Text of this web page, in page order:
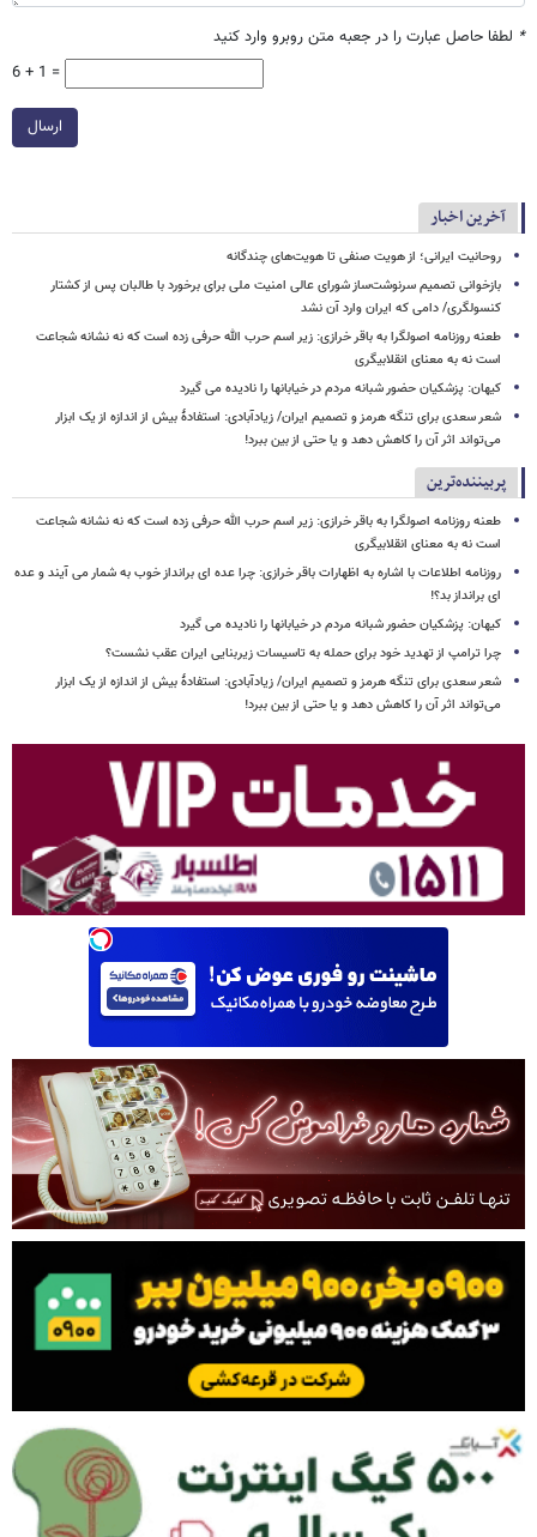
* لطفا حاصل عبارت را در جعبه متن روبرو وارد کنید
6 + 1 =
ارسال
آخرین اخبار
روحانیت ایرانی؛ از هویت صنفی تا هویت‌های چندگانه
بازخوانی تصمیم سرنوشت‌ساز شورای عالی امنیت ملی برای برخورد با طالبان پس از کشتار
کنسولگری/ دامی که ایران وارد آن نشد
طعنه روزنامه اصولگرا به باقر خرازی: زیر اسم حرب الله حرفی زده است که نه نشانه شجاعت
است نه به معنای انقلابیگری
کیهان: پزشکیان حضور شبانه مردم در خیابانها را نادیده می گیرد
شعر سعدی برای تنگه هرمز و تصمیم ایران/ زیادآبادی: استفادهٔ بیش از اندازه از یک ابزار
می‌تواند اثر آن را کاهش دهد و یا حتی از بین ببرد!
پربیننده‌ترین
طعنه روزنامه اصولگرا به باقر خرازی: زیر اسم حرب الله حرفی زده است که نه نشانه شجاعت
است نه به معنای انقلابیگری
روزنامه اطلاعات با اشاره به اظهارات باقر خرازی: چرا عده ای برانداز خوب به شمار می آیند و عده
ای برانداز بد؟!
کیهان: پزشکیان حضور شبانه مردم در خیابانها را نادیده می گیرد
چرا ترامپ از تهدید خود برای حمله به تاسیسات زیربنایی ایران عقب نشست؟
شعر سعدی برای تنگه هرمز و تصمیم ایران/ زیادآبادی: استفادهٔ بیش از اندازه از یک ابزار
می‌تواند اثر آن را کاهش دهد و یا حتی از بین ببرد!